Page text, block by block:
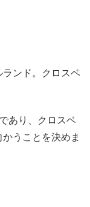
ンド。クロスベ
あり、クロスベ
うことを決めま